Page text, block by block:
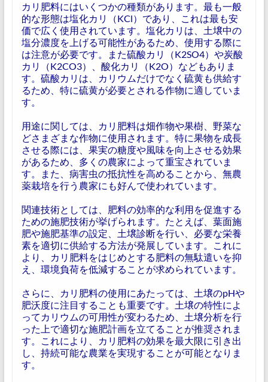
カリ肥料にはいくつかの種類があります。最も一般
的な形態は塩化カリ（KCl）であり、これは最も安
価で広く使用されています。塩化カリは、土壌中の
塩分濃度を上げる可能性があるため、使用する際に
は注意が必要です。また硫酸カリ（K2SO4）や炭酸
カリ（K2CO3）、酸化カリ（K2O）などもありま
す。硫酸カリは、カリウムだけでなく硫黄も供給す
るため、特に硫黄が必要とされる作物に適していま
す。
用途に関しては、カリ肥料は畑作物や果樹、野菜な
どさまざまな作物に使用されます。特に果物を成長
させる際には、果実の糖度や風味を向上させる効果
があるため、多くの農家によって重宝されていま
す。また、病害虫の抵抗性を高めることから、無農
薬栽培を行う農家にも好んで使われています。
関連技術としては、肥料の効率的な利用を促進する
ための施肥技術が挙げられます。たとえば、葉面施
肥や施肥基準の設定、土壌診断を行い、必要な栄養
素を適切に供給する方法が発展しています。これに
より、カリ肥料をはじめとする肥料の無駄遣いを抑
え、環境負荷を低減することが求められています。
さらに、カリ肥料の使用にあたっては、土壌のpHや
肥沃度に注目することも重要です。土壌の特性によ
ってカリウムの可用性が変わるため、土壌分析を行
った上で適切な施肥計画を立てることが推奨されま
す。これにより、カリ肥料の効果を最大限に引き出
し、持続可能な農業を実現することが可能となりま
す。